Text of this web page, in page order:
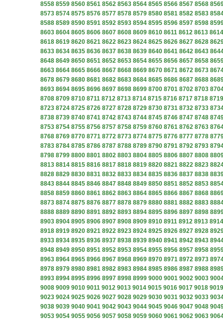
8558 8559 8560 8561 8562 8563 8564 8565 8566 8567 8568
8573 8574 8575 8576 8577 8578 8579 8580 8581 8582 8583
8588 8589 8590 8591 8592 8593 8594 8595 8596 8597 8598
8603 8604 8605 8606 8607 8608 8609 8610 8611 8612 8613 8614
8618 8619 8620 8621 8622 8623 8624 8625 8626 8627 8628
8633 8634 8635 8636 8637 8638 8639 8640 8641 8642 8643
8648 8649 8650 8651 8652 8653 8654 8655 8656 8657 8658
8663 8664 8665 8666 8667 8668 8669 8670 8671 8672 8673
8678 8679 8680 8681 8682 8683 8684 8685 8686 8687 8688
8693 8694 8695 8696 8697 8698 8699 8700 8701 8702 8703
8708 8709 8710 8711 8712 8713 8714 8715 8716 8717 8718 8719
8723 8724 8725 8726 8727 8728 8729 8730 8731 8732 8733
8738 8739 8740 8741 8742 8743 8744 8745 8746 8747 8748
8753 8754 8755 8756 8757 8758 8759 8760 8761 8762 8763
8768 8769 8770 8771 8772 8773 8774 8775 8776 8777 8778
8783 8784 8785 8786 8787 8788 8789 8790 8791 8792 8793
8798 8799 8800 8801 8802 8803 8804 8805 8806 8807 8808
8813 8814 8815 8816 8817 8818 8819 8820 8821 8822 8823
8828 8829 8830 8831 8832 8833 8834 8835 8836 8837 8838
8843 8844 8845 8846 8847 8848 8849 8850 8851 8852 8853
8858 8859 8860 8861 8862 8863 8864 8865 8866 8867 8868
8873 8874 8875 8876 8877 8878 8879 8880 8881 8882 8883
8888 8889 8890 8891 8892 8893 8894 8895 8896 8897 8898
8903 8904 8905 8906 8907 8908 8909 8910 8911 8912 8913 8914
8918 8919 8920 8921 8922 8923 8924 8925 8926 8927 8928
8933 8934 8935 8936 8937 8938 8939 8940 8941 8942 8943
8948 8949 8950 8951 8952 8953 8954 8955 8956 8957 8958
8963 8964 8965 8966 8967 8968 8969 8970 8971 8972 8973
8978 8979 8980 8981 8982 8983 8984 8985 8986 8987 8988
8993 8994 8995 8996 8997 8998 8999 9000 9001 9002 9003
9008 9009 9010 9011 9012 9013 9014 9015 9016 9017 9018 9019
9023 9024 9025 9026 9027 9028 9029 9030 9031 9032 9033
9038 9039 9040 9041 9042 9043 9044 9045 9046 9047 9048
9053 9054 9055 9056 9057 9058 9059 9060 9061 9062 9063